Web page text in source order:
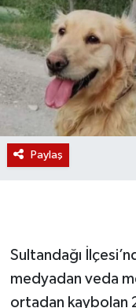
Paylaş
Sultandağı
medyadan veda
ortadan kaybolan